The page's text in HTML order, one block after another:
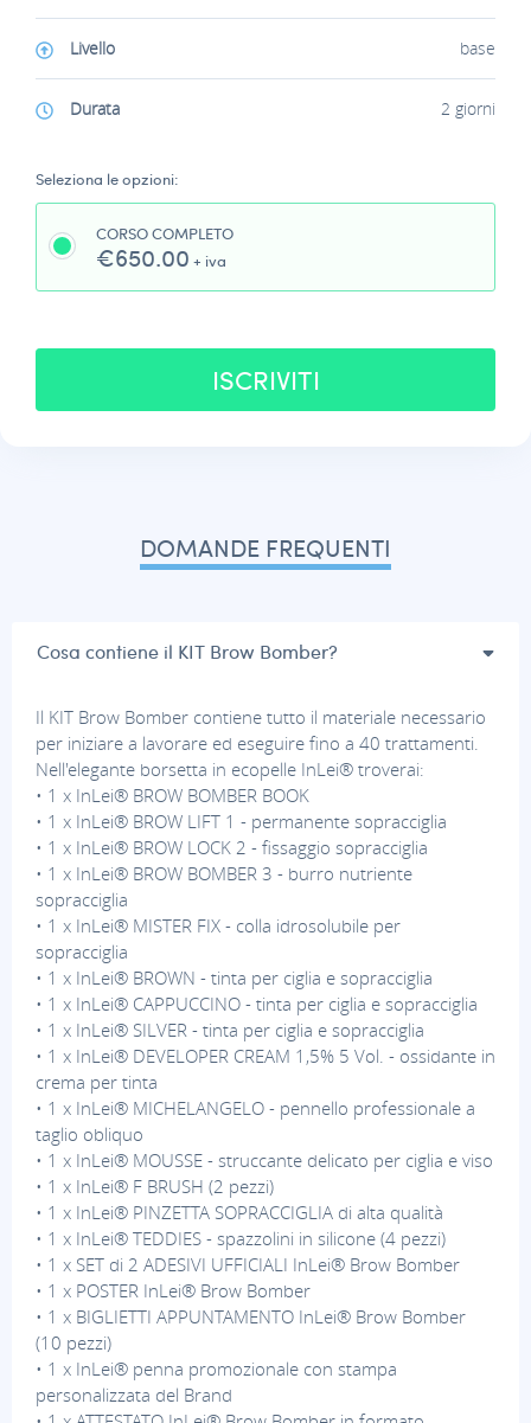
Livello base
Durata 2 giorni
Seleziona le opzioni:
CORSO COMPLETO
€650.00 + iva
ISCRIVITI
DOMANDE FREQUENTI
Cosa contiene il KIT Brow Bomber?
Il KIT Brow Bomber contiene tutto il materiale necessario
per iniziare a lavorare ed eseguire fino a 40 trattamenti.
Nell'elegante borsetta in ecopelle InLei® troverai:
• 1 x InLei® BROW BOMBER BOOK
• 1 x InLei® BROW LIFT 1 - permanente sopracciglia
• 1 x InLei® BROW LOCK 2 - fissaggio sopracciglia
• 1 x InLei® BROW BOMBER 3 - burro nutriente
sopracciglia
• 1 x InLei® MISTER FIX - colla idrosolubile per
sopracciglia
• 1 x InLei® BROWN - tinta per ciglia e sopracciglia
• 1 x InLei® CAPPUCCINO - tinta per ciglia e sopracciglia
• 1 x InLei® SILVER - tinta per ciglia e sopracciglia
• 1 x InLei® DEVELOPER CREAM 1,5% 5 Vol. - ossidante in
crema per tinta
• 1 x InLei® MICHELANGELO - pennello professionale a
taglio obliquo
• 1 x InLei® MOUSSE - struccante delicato per ciglia e viso
• 1 x InLei® F BRUSH (2 pezzi)
• 1 x InLei® PINZETTA SOPRACCIGLIA di alta qualità
• 1 x InLei® TEDDIES - spazzolini in silicone (4 pezzi)
• 1 x SET di 2 ADESIVI UFFICIALI InLei® Brow Bomber
• 1 x POSTER InLei® Brow Bomber
• 1 x BIGLIETTI APPUNTAMENTO InLei® Brow Bomber
(10 pezzi)
• 1 x InLei® penna promozionale con stampa
personalizzata del Brand